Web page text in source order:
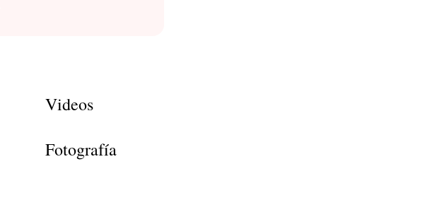
Videos
Fotografía